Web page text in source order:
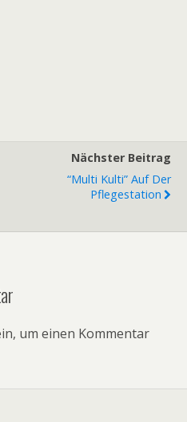
Nächster Beitrag
“Multi Kulti” Auf Der
Pflegestation
um einen Kommentar